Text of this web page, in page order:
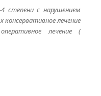
степени с нарушением
консервативное лечение
лечение (